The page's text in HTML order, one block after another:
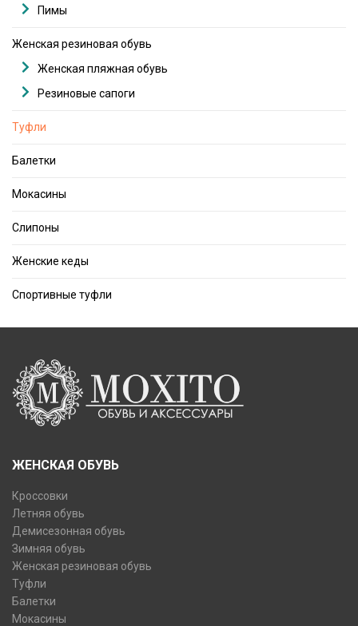
Пимы
Женская резиновая обувь
Женская пляжная обувь
Резиновые сапоги
Туфли
Балетки
Мокасины
Слипоны
Женские кеды
Спортивные туфли
ЖЕНСКАЯ ОБУВЬ
Кроссовки
Летняя обувь
Демисезонная обувь
Зимняя обувь
Женская резиновая обувь
Туфли
Балетки
Мокасины